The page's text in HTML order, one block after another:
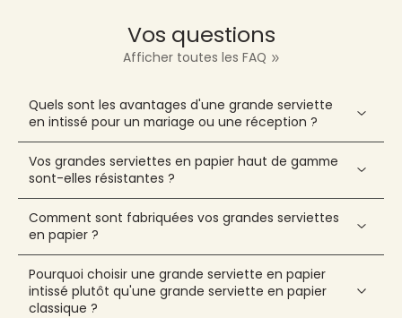
Vos questions
Afficher toutes les FAQ
Quels sont les avantages d'une grande serviette
en intissé pour un mariage ou une réception ?
Vos grandes serviettes en papier haut de gamme
sont-elles résistantes ?
Comment sont fabriquées vos grandes serviettes
en papier ?
Pourquoi choisir une grande serviette en papier
intissé plutôt qu'une grande serviette en papier
classique ?